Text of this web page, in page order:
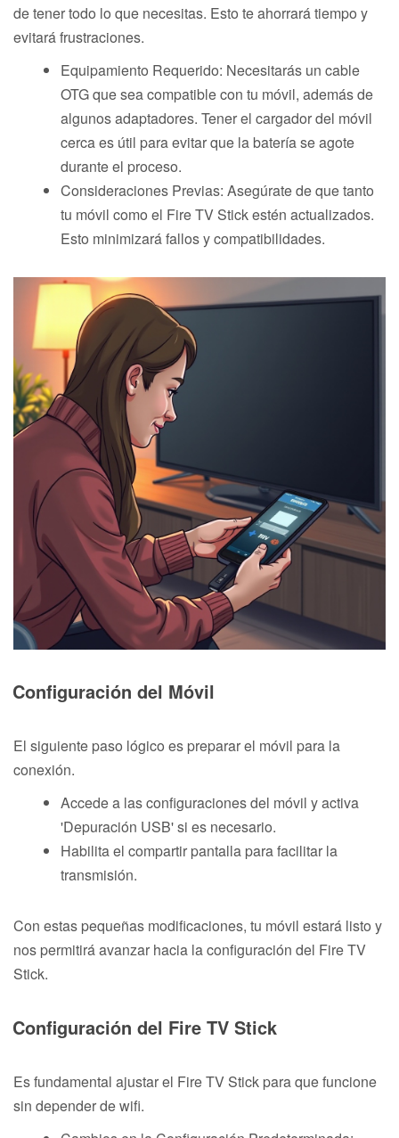
de tener todo lo que necesitas. Esto te ahorrará tiempo y
evitará frustraciones.
Equipamiento Requerido: Necesitarás un cable
OTG que sea compatible con tu móvil, además de
algunos adaptadores. Tener el cargador del móvil
cerca es útil para evitar que la batería se agote
durante el proceso.
Consideraciones Previas: Asegúrate de que tanto
tu móvil como el Fire TV Stick estén actualizados.
Esto minimizará fallos y compatibilidades.
Configuración del Móvil
El siguiente paso lógico es preparar el móvil para la
conexión.
Accede a las configuraciones del móvil y activa
'Depuración USB' si es necesario.
Habilita el compartir pantalla para facilitar la
transmisión.
Con estas pequeñas modificaciones, tu móvil estará listo y
nos permitirá avanzar hacia la configuración del Fire TV
Stick.
Configuración del Fire TV Stick
Es fundamental ajustar el Fire TV Stick para que funcione
sin depender de wifi.